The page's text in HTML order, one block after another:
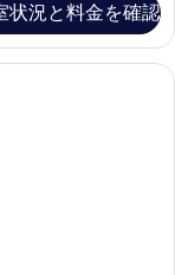
状況と料金を確認
名様 バス・トイレ共用